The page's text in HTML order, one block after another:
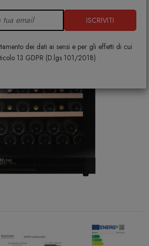
ISCRIVITI
dei dati ai sensi e per gli effetti di cui
13 GDPR (D.lgs 101/2018)